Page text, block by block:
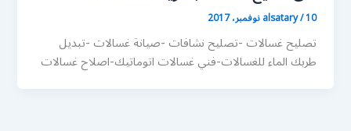
alsatary/10 نوفمبر، 2017
تصليح غسالات -تصليح نشافات -صيانة غسالات -تبديل
طربك الماء للغسالات-فني غسالات اتوماتيك-اصلاح غسالات